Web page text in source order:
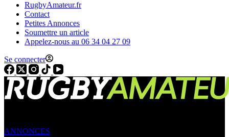
RugbyAmateur.fr
Contact
Petites Annonces
Soumettre un article
Appelez-nous au 06 34 04 27 09
Se connecter
ANNONCES